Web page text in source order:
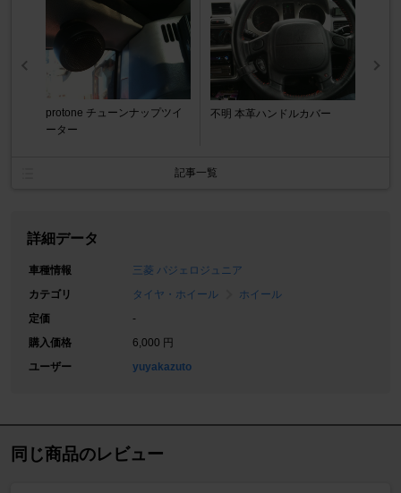
protone チューンナップツイ
ーター
不明 本革ハンドルカバー
記事一覧
詳細データ
車種情報
三菱 パジェロジュニア
カテゴリ
タイヤ・ホイール
ホイール
定価
-
購入価格
6,000 円
ユーザー
yuyakazuto
同じ商品のレビュー